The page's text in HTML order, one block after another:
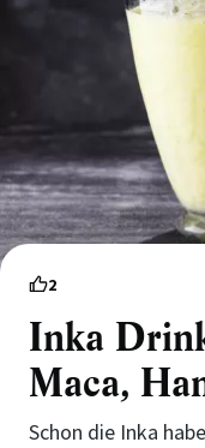
2
Inka
Maca,
Schon die Inka